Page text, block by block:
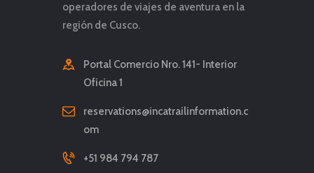
operadores de viajes de aventura en la
región de Cusco.
Portal Comercio Nro. 141- Interior
Oficina 1
reservations@incatrailinformation.c
om
+51 984 794 787